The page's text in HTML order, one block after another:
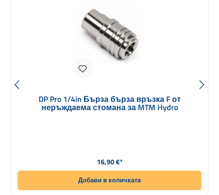
DP Pro 1/4in Бърза бърза връзка F от
неръждаема стомана за MTM Hydro
Редовна цена:
16,90 €*
Добави в количката